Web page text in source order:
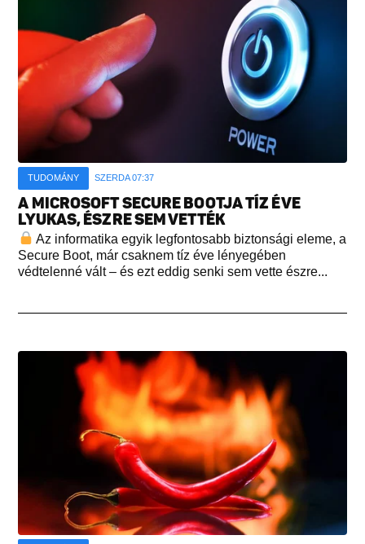
TUDOMÁNY SZERDA 07:37
A MICROSOFT SECURE BOOTJA TÍZ ÉVE
LYUKAS, ÉSZRE SEM VETTÉK
Az informatika egyik legfontosabb biztonsági eleme, a
Secure Boot, már csaknem tíz éve lényegében
védtelenné vált – és ezt eddig senki sem vette észre...